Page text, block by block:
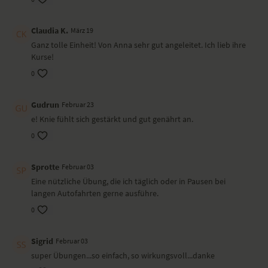
Wirkung und Vorteile der Yoga-Übungs-Sequenz
Diese Yoga-Übungen dienen zur Entspannung der Kniegelenke und
zur Kräftigung der Muskeln, die die Knie stabilisieren. Ziel ist die
den Kniegelenken anzuregen.
Besonders zu beachten bei diesem Yoga-Video
Bei Knie-Beschwerden immer zunächst einen Arzt oder eine Ärztin
Bei stechendem Schmerz sollte die Übungssequenz abgebrochen
werden. Wichtig ist, immer auf die Signale des eigenen Körpers zu
hören.
Claudia K. März 19
Ganz tolle Einheit! Von Anna sehr gut angeleitet. Ich lieb ihre
Kurse!
0
Gudrun Februar 23
e! Knie fühlt sich gestärkt und gut genährt an.
0
Sprotte Februar 03
Eine nützliche Übung, die ich täglich oder in Pausen bei
langen Autofahrten gerne ausführe.
0
Sigrid Februar 03
super Übungen...so einfach, so wirkungsvoll...danke